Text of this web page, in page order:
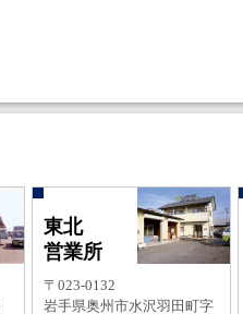
東北
営業所
〒023-0132
岩手県奥州市水沢羽田町字